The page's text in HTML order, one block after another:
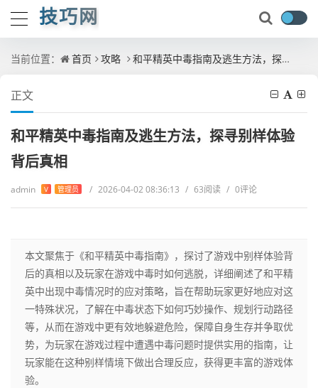
技巧网
当前位置： 首页 攻略 和平精英中毒指南及逃生方法，探寻别样体验背后真相
正文
和平精英中毒指南及逃生方法，探寻别样体验
背后真相
admin V 管理员 / 2026-04-02 08:36:13 / 63阅读 / 0评论
本文聚焦于《和平精英中毒指南》，探讨了游戏中别样体验背
后的真相以及玩家在游戏中毒时如何逃脱，详细阐述了和平精
英中出现中毒情况时的应对策略，旨在帮助玩家更好地应对这
一特殊状况，了解在中毒状态下如何巧妙操作、规划行动路径
等，从而在游戏中更有效地躲避危险，保障自身生存并争取优
势，为玩家在游戏过程中遭遇中毒问题时提供实用的指南，让
玩家能在这种别样情境下做出合理反应，获得更丰富的游戏体
验。